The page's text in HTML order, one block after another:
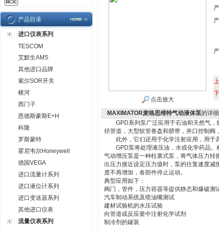
产品目录
进口仪表系列
TESCOM
艾默生AMS
其他进口品牌
索尔SOR开关
横河
西门子
恩德斯豪斯E+H
科隆
罗斯蒙特
霍尼韦尔Honeywell
德国VEGA
进口流量计系列
进口液位计系列
进口变送器系列
其他进口仪表
流量仪表系列
点击放大
MAXIMATOR麦格思维特气动液体泵的详
GPD系列泵广泛应用于石油和天然气，
径管道，大型软管卷盘和脐带，井口控制
此外，它们还用于化学注射应用，用于
GPD泵将处理液压油，水或化学药品。
气动增压泵是一种柱塞式泵，将气体压力
出压力接近设定压力值时，泵的往复速度
度不再增加，各部件停止运动。
典型应用如下：
阀门，管件，压力容器等提供静态和爆破测
汽车制动系统及喷油嘴测试
建材试验机的水压试验
向管道或反应釜中注射化学试剂
制冷剂的罐装